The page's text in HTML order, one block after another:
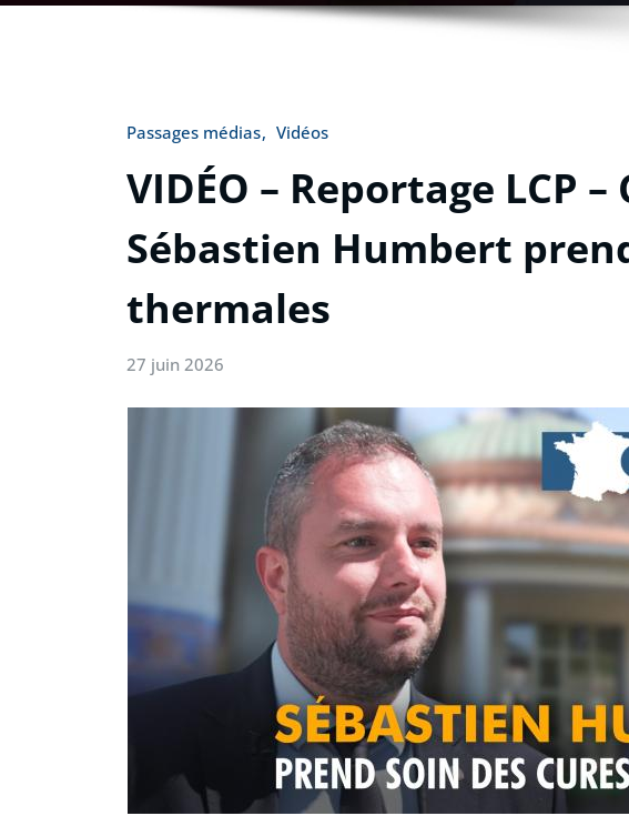
Passages médias Vidéos
VIDÉO – Reportage LCP –
Sébastien Humbert
thermales
27 juin 2026